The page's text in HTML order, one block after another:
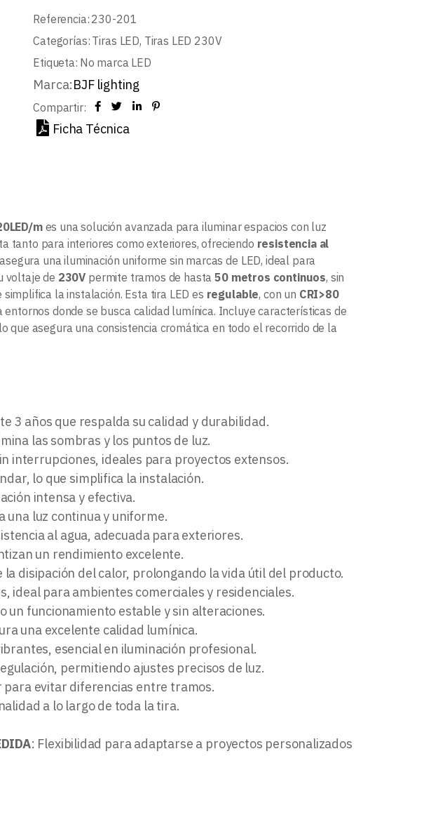
Referencia: 230-201
Categorías: Tiras LED, Tiras LED 230V
Etiqueta: No marca LED
Marca:BJF lighting
Compartir:
Ficha Técnica
mes una solución avanzada para iluminar espacios con luz
tanto para interiores como exteriores, ofreciendo resistencia al
una iluminación uniforme sin marcas de LED, ideal para
voltaje de 230V permite tramos de hasta50 metros continuos, sin
la instalación. Esta tira LED es regulable, con un CRI>80
donde se busca calidad lumínica. Incluye características de
que asegura una consistencia cromática en todo el recorrido de la
3 años que respalda su calidad y durabilidad.
las sombras y los puntos de luz.
interrupciones, ideales para proyectos extensos.
lo que simplifica la instalación.
intensa y efectiva.
una luz continua y uniforme.
al agua, adecuada para exteriores.
un rendimiento excelente.
disipación del calor, prolongando la vida útil del producto.
ideal para ambientes comerciales y residenciales.
un funcionamiento estable y sin alteraciones.
una excelente calidad lumínica.
esencial en iluminación profesional.
permitiendo ajustes precisos de luz.
para evitar diferencias entre tramos.
a lo largo de toda la tira.
: Flexibilidad para adaptarse a proyectos personalizados